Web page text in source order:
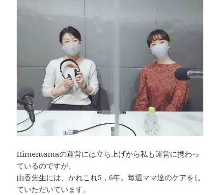
Himemamaの運営には立ち上げから私も運営に携わっ
ているのですが、
由香先生には、かれこれ5，6年。毎週ママ達のケアをし
ていただいています。